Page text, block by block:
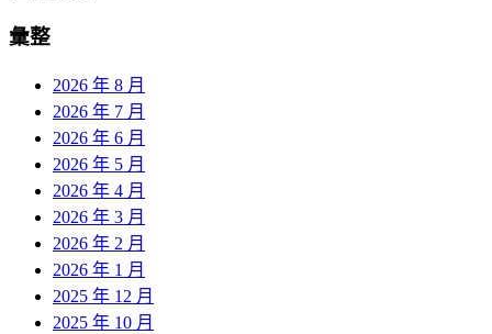
彙整
2026 年 8 月
2026 年 7 月
2026 年 6 月
2026 年 5 月
2026 年 4 月
2026 年 3 月
2026 年 2 月
2026 年 1 月
2025 年 12 月
2025 年 10 月